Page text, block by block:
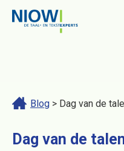
Blog > Dag van de
Dag van de